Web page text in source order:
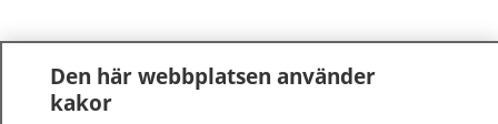
Den här webbplatsen använder
kakor